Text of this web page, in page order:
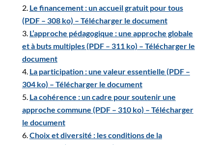
Le financement : un accueil gratuit pour tous
(PDF – 308 ko) – Télécharger le document
L’approche pédagogique : une approche globale
et à buts multiples (PDF – 311 ko) – Télécharger le
document
La participation : une valeur essentielle (PDF –
304 ko) – Télécharger le document
La cohérence : un cadre pour soutenir une
approche commune (PDF – 310 ko) – Télécharger
le document
Choix et diversité : les conditions de la